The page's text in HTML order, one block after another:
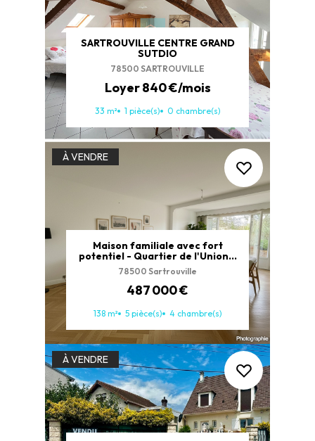
SARTROUVILLE CENTRE GRAND
SUTDIO
78500 SARTROUVILLE
Loyer 840 €/mois
33 m² 1 pièce(s) 0 chambre(s)
Maison familiale avec fort
potentiel - Quartier de l'Union à
Sartrouville
78500 Sartrouville
487 000 €
138 m² 5 pièce(s) 4 chambre(s)
À VENDRE
À VENDRE